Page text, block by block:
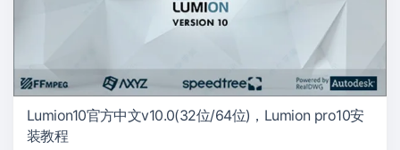
Lumion10官方中文v10.0(32位/64位)，Lumion pro10安
装教程